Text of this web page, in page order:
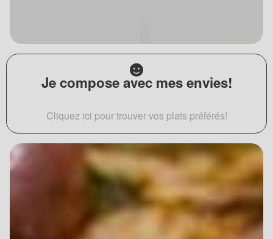
Je compose avec mes envies!
Cliquez ici pour trouver vos plats préférés!